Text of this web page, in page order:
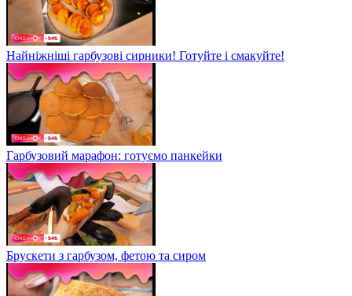
Найніжніші гарбузові сирники! Готуйте і смакуйте!
Гарбузовий марафон: готуємо панкейки
Брускети з гарбузом, фетою та сиром